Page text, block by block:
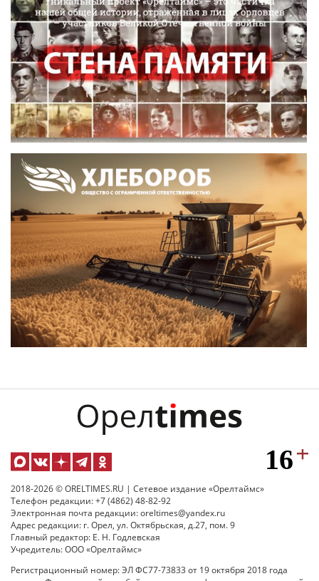
2018-2026 © ORELTIMES.RU | Сетевое издание «Орелтаймс»
Телефон редакции: +7 (4862) 48-82-92
Электронная почта редакции: oreltimes@yandex.ru
Адрес редакции: г. Орел, ул. Октябрьская, д.27, пом. 9
Главный редактор: Е. Н. Годлевская
Учредитель: ООО «Орелтаймс»
Регистрационный номер: ЭЛ ФС77-73833 от 19 октября 2018 года